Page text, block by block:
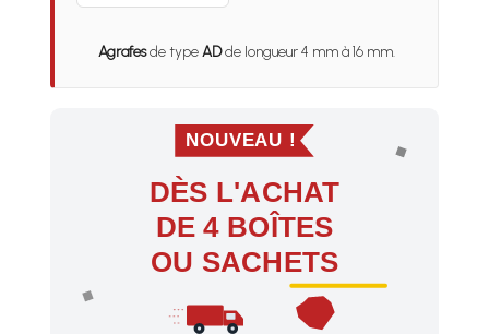
Agrafesde typeADde longueur 4 mm à 16 mm.
NOUVEAU !
DÈS L'ACHAT
DE 4 BOÎTES
OU SACHETS